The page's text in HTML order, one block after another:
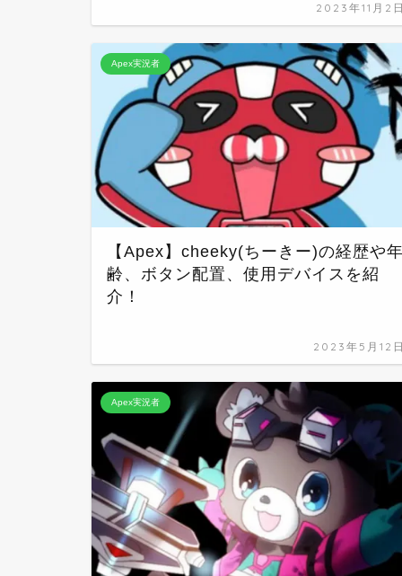
2023年11月2日
Apex実況者
【Apex】cheeky(ちーきー)の経歴や年
齢、ボタン配置、使用デバイスを紹
介！
2023年5月12日
Apex実況者